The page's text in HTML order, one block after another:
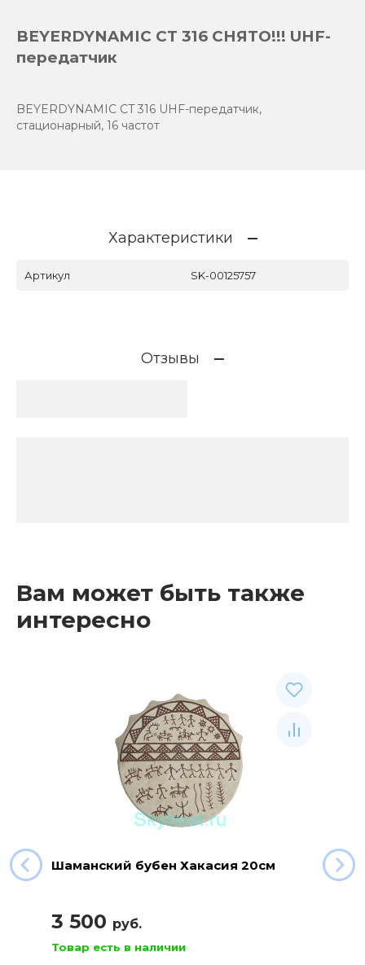
BEYERDYNAMIC CT 316 СНЯТО!!! UHF-
передатчик
BEYERDYNAMIC CT 316 UHF-передатчик,
стационарный, 16 частот
Характеристики
Артикул SK-00125757
Отзывы
Вам может быть также
интересно
Шаманский бубен Хакасия 20см
3 500 руб.
Товар есть в наличии